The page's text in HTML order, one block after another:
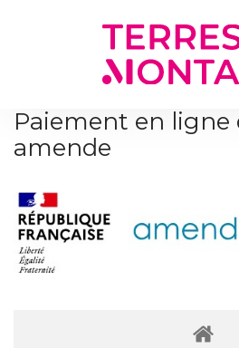
Paiement en ligne
amende